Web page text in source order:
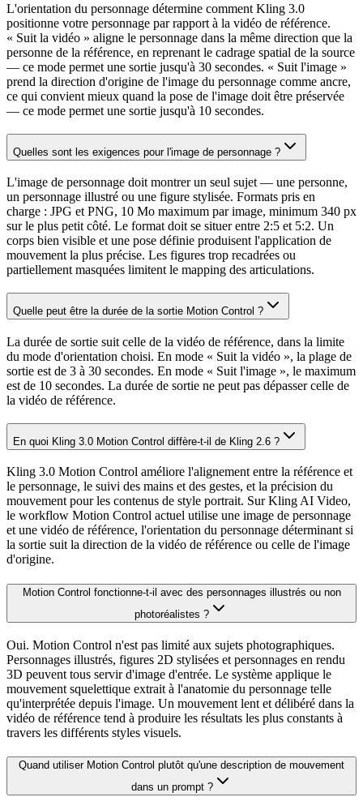
L'orientation du personnage détermine comment Kling 3.0
positionne votre personnage par rapport à la vidéo de référence.
« Suit la vidéo » aligne le personnage dans la même direction que la
personne de la référence, en reprenant le cadrage spatial de la source
— ce mode permet une sortie jusqu'à 30 secondes. « Suit l'image »
prend la direction d'origine de l'image du personnage comme ancre,
ce qui convient mieux quand la pose de l'image doit être préservée
— ce mode permet une sortie jusqu'à 10 secondes.
Quelles sont les exigences pour l'image de personnage ?
L'image de personnage doit montrer un seul sujet — une personne,
un personnage illustré ou une figure stylisée. Formats pris en
charge : JPG et PNG, 10 Mo maximum par image, minimum 340 px
sur le plus petit côté. Le format doit se situer entre 2:5 et 5:2. Un
corps bien visible et une pose définie produisent l'application de
mouvement la plus précise. Les figures trop recadrées ou
partiellement masquées limitent le mapping des articulations.
Quelle peut être la durée de la sortie Motion Control ?
La durée de sortie suit celle de la vidéo de référence, dans la limite
du mode d'orientation choisi. En mode « Suit la vidéo », la plage de
sortie est de 3 à 30 secondes. En mode « Suit l'image », le maximum
est de 10 secondes. La durée de sortie ne peut pas dépasser celle de
la vidéo de référence.
En quoi Kling 3.0 Motion Control diffère-t-il de Kling 2.6 ?
Kling 3.0 Motion Control améliore l'alignement entre la référence et
le personnage, le suivi des mains et des gestes, et la précision du
mouvement pour les contenus de style portrait. Sur Kling AI Video,
le workflow Motion Control actuel utilise une image de personnage
et une vidéo de référence, l'orientation du personnage déterminant si
la sortie suit la direction de la vidéo de référence ou celle de l'image
d'origine.
Motion Control fonctionne-t-il avec des personnages illustrés ou non
photoréalistes ?
Oui. Motion Control n'est pas limité aux sujets photographiques.
Personnages illustrés, figures 2D stylisées et personnages en rendu
3D peuvent tous servir d'image d'entrée. Le système applique le
mouvement squelettique extrait à l'anatomie du personnage telle
qu'interprétée depuis l'image. Un mouvement lent et délibéré dans la
vidéo de référence tend à produire les résultats les plus constants à
travers les différents styles visuels.
Quand utiliser Motion Control plutôt qu'une description de mouvement
dans un prompt ?